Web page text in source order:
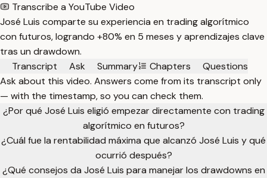
Transcribe a YouTube Video
José Luis comparte su experiencia en trading algorítmico
con futuros, logrando +80% en 5 meses y aprendizajes clave
tras un drawdown.
Transcript
Ask Summary Chapters
Questions
Ask about this video. Answers come from its transcript only
— with the timestamp, so you can check them.
¿Por qué José Luis eligió empezar directamente con trading
algorítmico en futuros?
¿Cuál fue la rentabilidad máxima que alcanzó José Luis y qué
ocurrió después?
¿Qué consejos da José Luis para manejar los drawdowns en